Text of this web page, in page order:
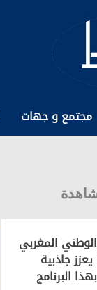
مجتمع و جهات
المغربي
جاذبية
البرنامج